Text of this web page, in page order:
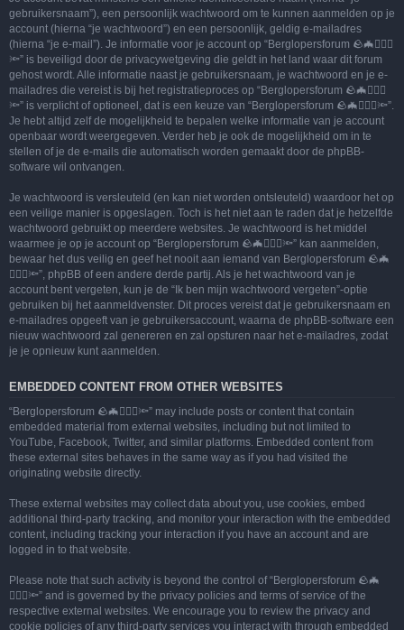
gebruikersnaam”), een persoonlijk wachtwoord om te kunnen aanmelden op je
account (hierna “je wachtwoord”) en een persoonlijk, geldig e-mailadres
(hierna “je e-mail”). Je informatie voor je account op “Berglopersforum 🪨🦇🚶🏻‍♂️
🔦” is beveiligd door de privacywetgeving die geldt in het land waar dit forum
gehost wordt. Alle informatie naast je gebruikersnaam, je wachtwoord en je e-
mailadres die vereist is bij het registratieproces op “Berglopersforum 🪨🦇🚶🏻‍♂️
🔦” is verplicht of optioneel, dat is een keuze van “Berglopersforum 🪨🦇🚶🏻‍♂️🔦”.
Je hebt altijd zelf de mogelijkheid te bepalen welke informatie van je account
openbaar wordt weergegeven. Verder heb je ook de mogelijkheid om in te
stellen of je de e-mails die automatisch worden gemaakt door de phpBB-
software wil ontvangen.
Je wachtwoord is versleuteld (en kan niet worden ontsleuteld) waardoor het op
een veilige manier is opgeslagen. Toch is het niet aan te raden dat je hetzelfde
wachtwoord gebruikt op meerdere websites. Je wachtwoord is het middel
waarmee je op je account op “Berglopersforum 🪨🦇🚶🏻‍♂️🔦” kan aanmelden,
bewaar het dus veilig en geef het nooit aan iemand van Berglopersforum 🪨🦇
🚶🏻‍♂️🔦”, phpBB of een andere derde partij. Als je het wachtwoord van je
account bent vergeten, kun je de “Ik ben mijn wachtwoord vergeten”-optie
gebruiken bij het aanmeldvenster. Dit proces vereist dat je gebruikersnaam en
e-mailadres opgeeft van je gebruikersaccount, waarna de phpBB-software een
nieuw wachtwoord zal genereren en zal opsturen naar het e-mailadres, zodat
je je opnieuw kunt aanmelden.
EMBEDDED CONTENT FROM OTHER WEBSITES
“Berglopersforum 🪨🦇🚶🏻‍♂️🔦” may include posts or content that contain
embedded material from external websites, including but not limited to
YouTube, Facebook, Twitter, and similar platforms. Embedded content from
these external sites behaves in the same way as if you had visited the
originating website directly.
These external websites may collect data about you, use cookies, embed
additional third-party tracking, and monitor your interaction with the embedded
content, including tracking your interaction if you have an account and are
logged in to that website.
Please note that such activity is beyond the control of “Berglopersforum 🪨🦇
🚶🏻‍♂️🔦” and is governed by the privacy policies and terms of service of the
respective external websites. We encourage you to review the privacy and
cookie policies of any third-party services you interact with through embedded